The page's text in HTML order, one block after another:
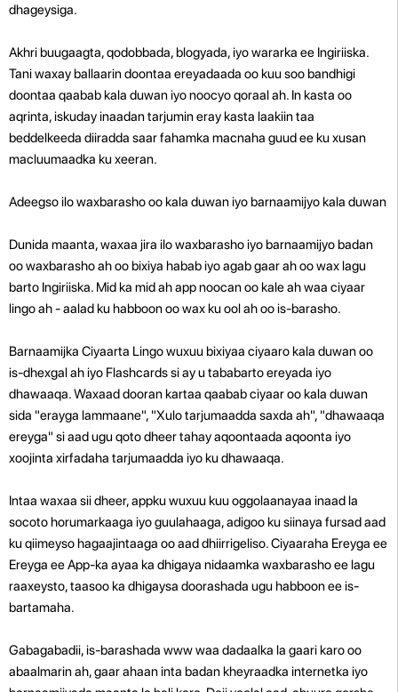
dhageysiga.
Akhri buugaagta, qodobbada, blogyada, iyo wararka ee Ingiriiska.
Tani waxay ballaarin doontaa ereyadaada oo kuu soo bandhigi
doontaa qaabab kala duwan iyo noocyo qoraal ah. In kasta oo
aqrinta, iskuday inaadan tarjumin eray kasta laakiin taa
beddelkeeda diiradda saar fahamka macnaha guud ee ku xusan
macluumaadka ku xeeran.
Adeegso ilo waxbarasho oo kala duwan iyo barnaamijyo kala duwan
Dunida maanta, waxaa jira ilo waxbarasho iyo barnaamijyo badan
oo waxbarasho ah oo bixiya habab iyo agab gaar ah oo wax lagu
barto Ingiriiska. Mid ka mid ah app noocan oo kale ah waa ciyaar
lingo ah - aalad ku habboon oo wax ku ool ah oo is-barasho.
Barnaamijka Ciyaarta Lingo wuxuu bixiyaa ciyaaro kala duwan oo
is-dhexgal ah iyo Flashcards si ay u tababarto ereyada iyo
dhawaaqa. Waxaad dooran kartaa qaabab ciyaar oo kala duwan
sida "erayga lammaane", "Xulo tarjumaadda saxda ah", "dhawaaqa
ereyga" si aad ugu qoto dheer tahay aqoontaada aqoonta iyo
xoojinta xirfadaha tarjumaadda iyo ku dhawaaqa.
Intaa waxaa sii dheer, appku wuxuu kuu oggolaanayaa inaad la
socoto horumarkaaga iyo guulahaaga, adigoo ku siinaya fursad aad
ku qiimeyso hagaajintaaga oo aad dhiirrigeliso. Ciyaaraha Ereyga ee
Ereyga ee App-ka ayaa ka dhigaya nidaamka waxbarasho ee lagu
raaxeysto, taasoo ka dhigaysa doorashada ugu habboon ee is-
bartamaha.
Gabagabadii, is-barashada www waa dadaalka la gaari karo oo
abaalmarin ah, gaar ahaan inta badan kheyraadka internetka iyo